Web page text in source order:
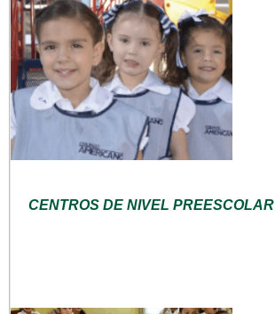
CENTROS DE NIVEL PREESCOLAR